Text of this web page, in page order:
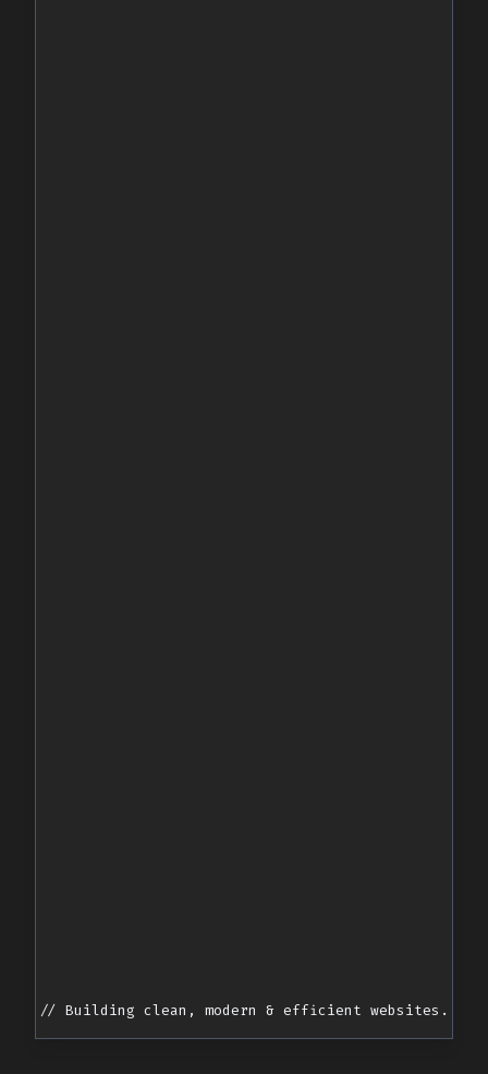
// Building clean, modern & efficient websites.